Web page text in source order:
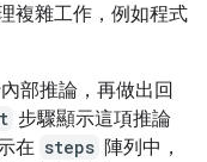
複雜工作，例如程式
部推論，再做出回
步驟顯示這項推論
在 steps 陣列中，